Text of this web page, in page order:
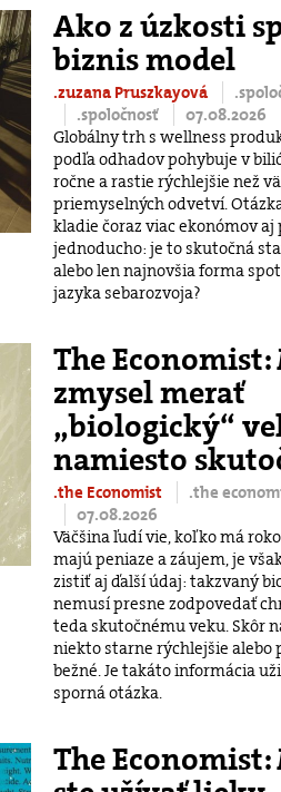
Ako z úzkosti
biznis model
.zuzana Pruszkayová
.spoločnosť
07.08.2026
Globálny trh s wellness
podľa odhadov pohybuje v
ročne a rastie rýchlejšie než
priemyselných odvetví.
kladie čoraz viac ekonómov aj
jednoducho: je to skutočná
alebo len najnovšia forma
jazyka sebarozvoja?
The Economist:
zmysel merať
„biologický“
namiesto
.the Economist .the
07.08.2026
Väčšina ľudí vie, koľko má
majú peniaze a záujem, je
zistiť aj ďalší údaj: takzvaný
nemusí presne zodpovedať
teda skutočnému veku. Skôr
niekto starne rýchlejšie alebo
bežné. Je takáto informácia
sporná otázka.
The